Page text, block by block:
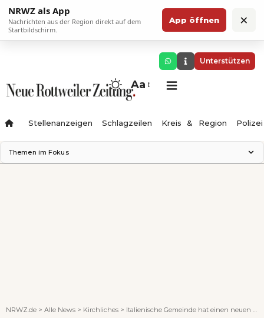
NRWZ als App
Nachrichten aus der Region direkt auf dem
Startbildschirm.
App öffnen ×
Unterstützen
Aa
Stellenanzeigen Schlagzeilen Kreis & Region Polizei
Themen im Fokus
NRWZ.de > Alle News > Kirchliches > Italienische Gemeinde hat einen neuen Pfarrer